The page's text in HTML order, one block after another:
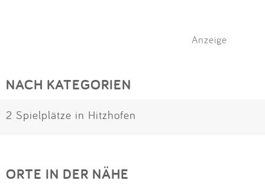
Anzeige
NACH KATEGORIEN
2 Spielplätze in Hitzhofen
ORTE IN DER NÄHE